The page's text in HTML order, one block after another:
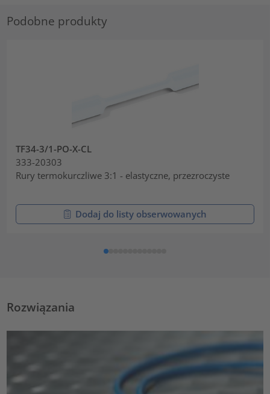
Podobne produkty
TF34-3/1-PO-X-CL
333-20303
Rury termokurczliwe 3:1 - elastyczne, przezroczyste
Dodaj do listy obserwowanych
Rozwiązania